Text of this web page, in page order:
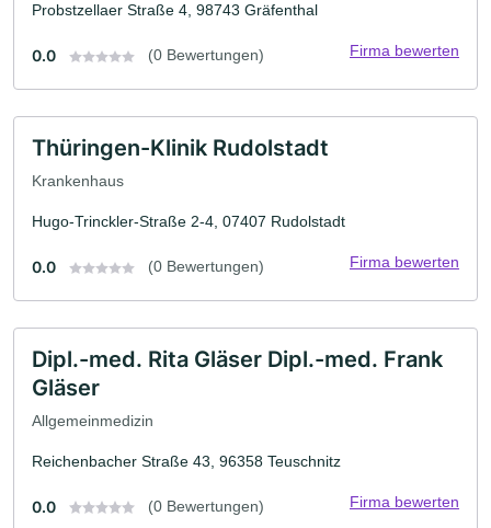
Probstzellaer Straße 4, 98743 Gräfenthal
0.0 (0 Bewertungen) Firma bewerten
Thüringen-Klinik Rudolstadt
Krankenhaus
Hugo-Trinckler-Straße 2-4, 07407 Rudolstadt
0.0 (0 Bewertungen) Firma bewerten
Dipl.-med. Rita Gläser Dipl.-med. Frank
Gläser
Allgemeinmedizin
Reichenbacher Straße 43, 96358 Teuschnitz
0.0 (0 Bewertungen) Firma bewerten